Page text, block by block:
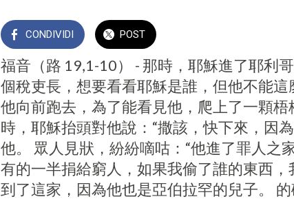
CONDIVIDI POST
福音（路 19,1-10） - 那時，耶穌進了耶利
個稅吏長，想要看看耶穌是誰，但他不能
他向前跑去，為了能看見他，爬上了一顆
時，耶穌抬頭對他說：“撒該，快下來，因
他。 眾人見狀，紛紛嘀咕：“他進了罪人之
有的一半捐給窮人，如果我偷了誰的東西
到了這家，因為他也是亞伯拉罕的兒子。